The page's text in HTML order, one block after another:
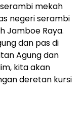
mekah
negeri serambi
Jamboe Raya.
dan pas di
Agung dan
kita akan
deretan kursi